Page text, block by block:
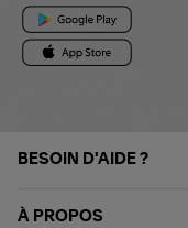
BESOIN D'AIDE ?
À PROPOS